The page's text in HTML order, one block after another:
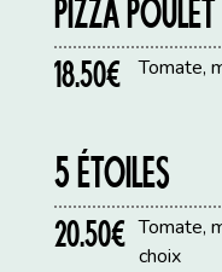
PIZZA POULET
18.50€ Tomate,
5 ÉTOILES
20.50€ Tomate,
choix